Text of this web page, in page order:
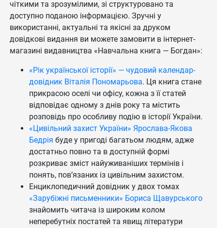
чіткими та зрозумілими, зі структуровано та
доступно поданою інформацією. Зручні у
використанні, актуальні та якісні за друком
довідкові видання ви можете замовити в інтернет-
магазині видавництва «Навчальна книга — Богдан»:
«Рік української історії» — чудовий календар-
довідник Віталія Пономарьова. Ця книга стане
прикрасою оселі чи офісу, кожна з її статей
відповідає одному з днів року та містить
розповідь про особливу подію в історії України.
«Цивільний захист України» Ярослава-Якова
Бедрія буде у пригоді багатьом людям, адже
достатньо повно та в доступній формі
розкриває зміст найуживаніших термінів і
понять, пов’язаних із цивільним захистом.
Енциклопедичний довідник у двох томах
«Зарубіжні письменники» Бориса Щавурського
знайомить читача із широким колом
неперебутніх постатей та явищ літератури